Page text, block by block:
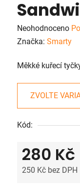
Průměrné
hodnocení
je
5
hvězdiček.
Neohodnoceno
Značka: Smarty
Měkké kuřecí
ZVOLTE
Kód:
280 Kč
250 Kč bez DPH